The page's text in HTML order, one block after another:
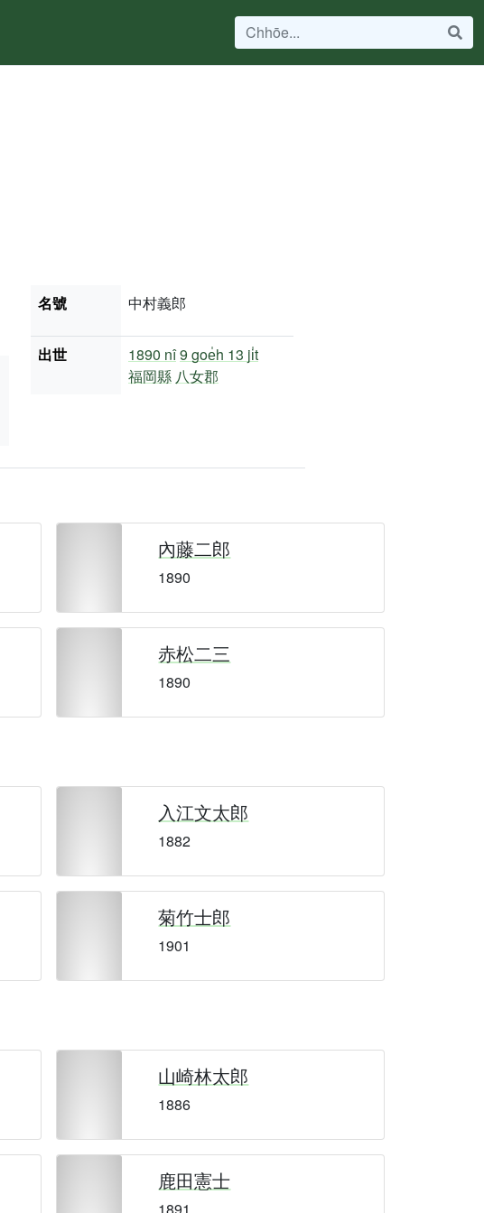
名號 中村義郎
出世 1890 nî9 goe̍h 13 ji̍t
福岡縣 八女郡
內藤二郎
1890
赤松二三
1890
入江文太郎
1882
菊竹士郎
1901
山崎林太郎
1886
鹿田憲士